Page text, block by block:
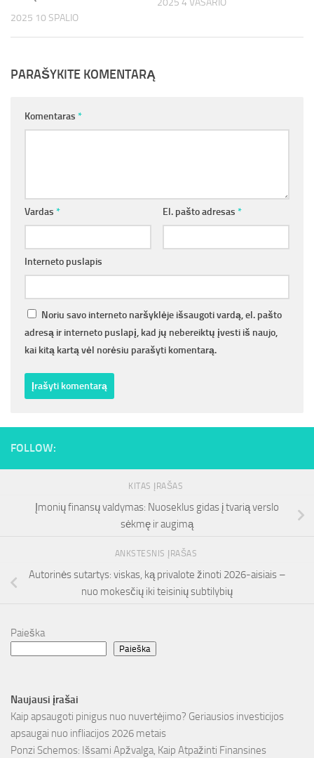
2025 10 SPALIO
2025 4 VASARIO
PARAŠYKITE KOMENTARĄ
Komentaras *
Vardas * El. pašto adresas *
Interneto puslapis
Noriu savo interneto naršyklėje išsaugoti vardą, el. pašto
adresą ir interneto puslapį, kad jų nebereiktų įvesti iš naujo,
kai kitą kartą vėl norėsiu parašyti komentarą.
FOLLOW:
KITAS ĮRAŠAS
Įmonių finansų valdymas: Nuoseklus gidas į tvarią verslo
sėkmę ir augimą
ANKSTESNIS ĮRAŠAS
Autorinės sutartys: viskas, ką privalote žinoti 2026-aisiais –
nuo mokesčių iki teisinių subtilybių
Paieška
Paieška
Naujausi įrašai
Kaip apsaugoti pinigus nuo nuvertėjimo? Geriausios investicijos
apsaugai nuo infliacijos 2026 metais
Ponzi Schemos: Išsami Apžvalga, Kaip Atpažinti Finansines